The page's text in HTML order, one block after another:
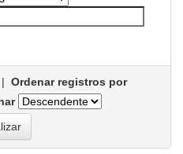
| Ordenar registros por